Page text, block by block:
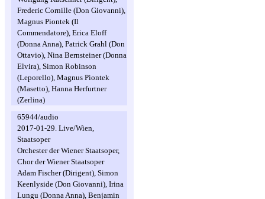
Frederic Cornille (Don Giovanni),
Magnus Piontek (Il
Commendatore), Erica Eloff
(Donna Anna), Patrick Grahl (Don
Ottavio), Nina Bernsteiner (Donna
Elvira), Simon Robinson
(Leporello), Magnus Piontek
(Masetto), Hanna Herfurtner
(Zerlina)
65944/audio
2017-01-29. Live/Wien,
Staatsoper
Orchester der Wiener Staatsoper,
Chor der Wiener Staatsoper
Adam Fischer (Dirigent), Simon
Keenlyside (Don Giovanni), Irina
Lungu (Donna Anna), Benjamin